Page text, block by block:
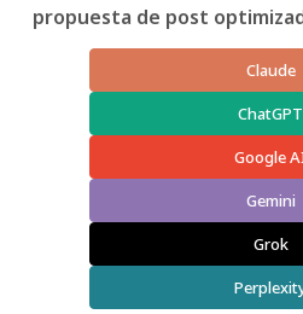
propuesta de post
Claude
ChatGPT
Google
Gemini
Grok